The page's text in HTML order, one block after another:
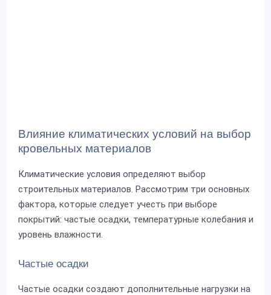
Влияние климатических условий на выбор
кровельных материалов
Климатические условия определяют выбор
строительных материалов. Рассмотрим три основных
фактора, которые следует учесть при выборе
покрытий: частые осадки, температурные колебания и
уровень влажности.
Частые осадки
Частые осадки создают дополнительные нагрузки на